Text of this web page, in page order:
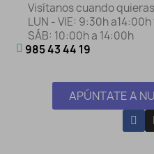
Visítanos cuando
LUN - VIE: 9:30h
SÁB: 10:00h a 14:00h
985 43 44 19
APÚNTATE A